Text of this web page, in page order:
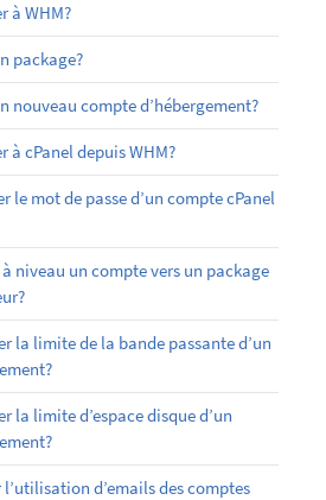
à WHM?
package?
nouveau compte d’hébergement?
à cPanel depuis WHM?
le mot de passe d’un compte cPanel
niveau un compte vers un package
la limite de la bande passante d’un
la limite d’espace disque d’un
d’emails des comptes